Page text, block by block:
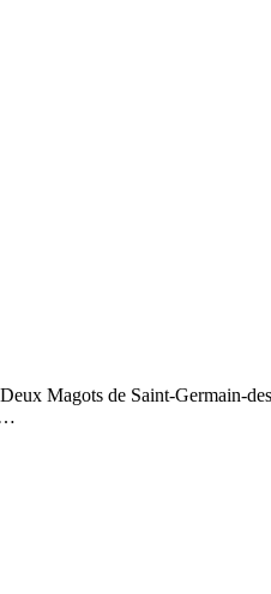
Magots de Saint-Germain-